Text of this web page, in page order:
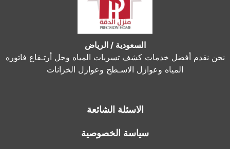
السعودية / الرياض
نحن نقدم أفضل خدمات كشف تسربات المياه وحل أرتـفاع فاتوره
المياه وعوازل الاسـطح وعوازل الخزانات
الاسئلة الشائعة
سياسة الخصوصية